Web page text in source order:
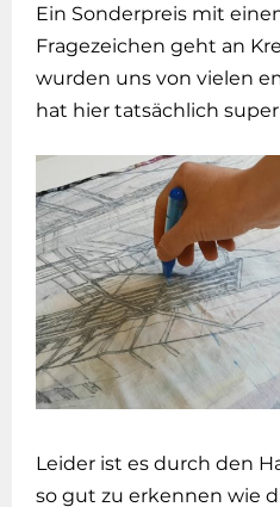
Ein Sonderpreis mit
Fragezeichen geht an
wurden uns von vielen
hat hier tatsächlich
Leider ist es durch den
so gut zu erkennen wie